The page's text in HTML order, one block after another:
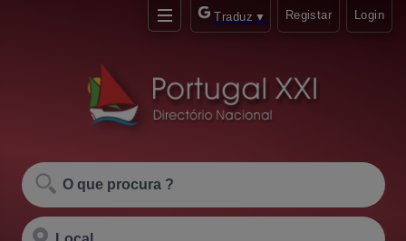
Traduz ▼ Registar Login